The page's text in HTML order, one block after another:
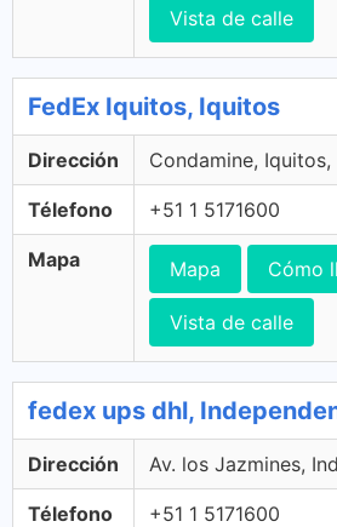
Vista de calle
FedEx Iquitos, Iquitos
Dirección Condamine, Iquitos,
Télefono +51 1 5171600
Mapa Mapa Cómo
Vista de calle
fedex ups dhl,
Dirección Av. los Jazmines,
Télefono +51 1 5171600